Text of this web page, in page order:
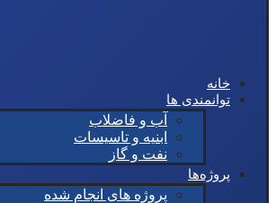
خانه
توانمندی ها
آب و فاضلاب
ابنیه و تاسیسات
نفت و گاز
پروژه‌ها
پروژه های انجام شده